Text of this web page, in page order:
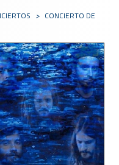
> CONCIERTO DE